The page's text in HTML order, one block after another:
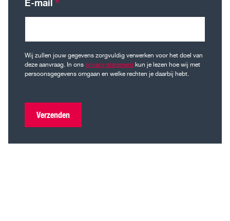
Wij zullen jouw gegevens zorgvuldig verwerken voor het doel van
deze aanvraag. In onsprivacy statementkun je lezen hoe wij met
persoonsgegevens omgaan en welke rechten je daarbij hebt.
Verzenden